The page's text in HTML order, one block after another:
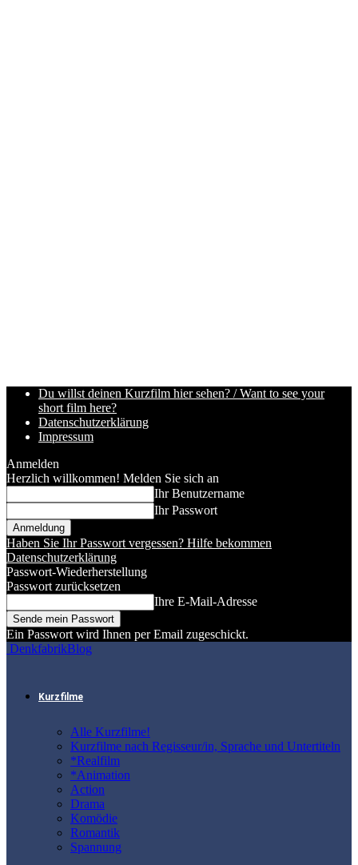
Du willst deinen Kurzfilm hier sehen? / Want to see your
short film here?
Datenschutzerklärung
Impressum
Anmelden
Herzlich willkommen! Melden Sie sich an
Ihr Benutzername
Ihr Passwort
Haben Sie Ihr Passwort vergessen? Hilfe bekommen
Datenschutzerklärung
Passwort-Wiederherstellung
Passwort zurücksetzen
Ihre E-Mail-Adresse
Ein Passwort wird Ihnen per Email zugeschickt.
DenkfabrikBlog
Kurzfilme
Alle Kurzfilme!
Kurzfilme nach Regisseur/in, Sprache und Untertiteln
*Realfilm
*Animation
Action
Drama
Komödie
Romantik
Spannung